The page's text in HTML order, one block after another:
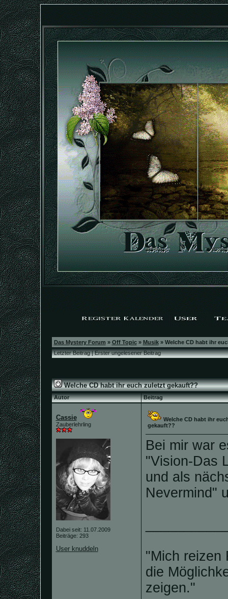
Das Mystery Forum » Off Topic» Musik» Welche CD habt ihr
Letzter Beitrag|Erster ungelesener Beitrag
Welche CD habt ihr euch zuletzt gekauft??
Autor Beitrag
Cassie
Zauberlehrling
Dabei seit: 11.07.2009
Beiträge: 293
User knuddeln
Welche CD habt ihr
gekauft??
Bei mir war
"Vision-Das
und als
Nevermind"
"Mich reizen
die
zeigen."